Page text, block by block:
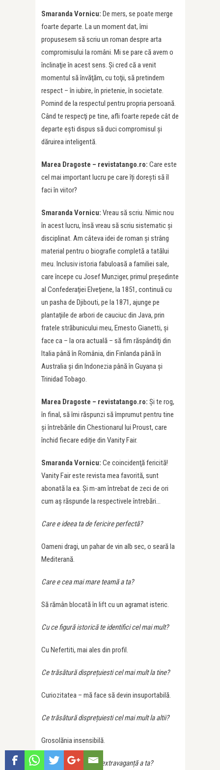
Smaranda Vornicu: De mers, se poate merge
foarte departe. La un moment dat, îmi
propusesem să scriu un roman despre arta
compromisului la români. Mi se pare că avem o
înclinaţie în acest sens. Şi cred că a venit
momentul să învăţăm, cu toţii, să pretindem
respect – în iubire, în prietenie, în societate.
Pornind de la respectul pentru propria persoană.
Când te respecţi pe tine, afli foarte repede cât de
departe eşti dispus să duci compromisul şi
dăruirea inteligentă.
Marea Dragoste – revistatango.ro: Care este
cel mai important lucru pe care îți dorești să îl
faci în viitor?
Smaranda Vornicu: Vreau să scriu. Nimic nou
în acest lucru, însă vreau să scriu sistematic şi
disciplinat. Am câteva idei de roman şi strâng
material pentru o biografie completă a tatălui
meu. Inclusiv istoria fabuloasă a familiei sale,
care începe cu Josef Munziger, primul preşedinte
al Confederaţiei Elveţiene, la 1851, continuă cu
un pasha de Djibouti, pe la 1871, ajunge pe
plantaţiile de arbori de cauciuc din Java, prin
fratele străbunicului meu, Ernesto Gianetti, şi
face ca – la ora actuală – să fim răspândiţi din
Italia până în România, din Finlanda până în
Australia şi din Indonezia până în Guyana şi
Trinidad Tobago.
Marea Dragoste – revistatango.ro: Și te rog,
în final, să îmi răspunzi să împrumut pentru tine
și întrebările din Chestionarul lui Proust, care
închid fiecare ediție din Vanity Fair.
Smaranda Vornicu: Ce coincidenţă fericită!
Vanity Fair este revista mea favorită, sunt
abonată la ea. Şi m-am întrebat de zeci de ori
cum aş răspunde la respectivele întrebări…
Care e ideea ta de fericire perfectă?
Oameni dragi, un pahar de vin alb sec, o seară la
Mediterană.
Care e cea mai mare teamă a ta?
Să rămân blocată în lift cu un agramat isteric.
Cu ce figură istorică te identifici cel mai mult?
Cu Nefertiti, mai ales din profil.
Ce trăsătură disprețuiesti cel mai mult la tine?
Curiozitatea – mă face să devin insuportabilă.
Ce trăsătură disprețuiesti cel mai mult la altii?
Grosolănia insensibilă.
Care e cea mai mare extravaganță a ta?